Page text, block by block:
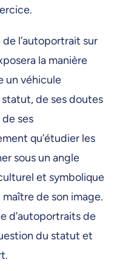
l’autoportrait sur
la manière
un véhicule
de ses doutes
ses
qu’étudier les
sous un angle
et symbolique
de son image.
d’autoportraits de
du statut et